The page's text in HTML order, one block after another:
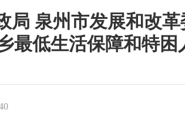
局 泉州市发展和改
最低生活保障和特